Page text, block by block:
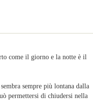
come il giorno e la notte è il
sempre più lontana dalla
permettersi di chiudersi nella